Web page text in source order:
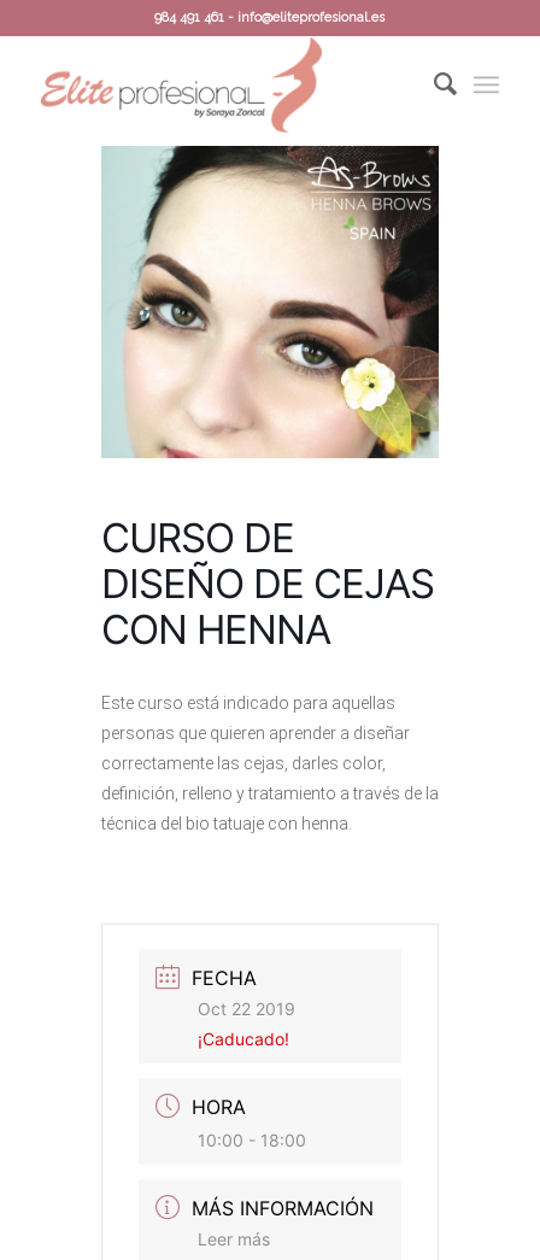
984 491 461 - info@eliteprofesional.es
CURSO DE
DISEÑO DE CEJAS
CON HENNA
Este curso está indicado para aquellas
personas que quieren aprender a diseñar
correctamente las cejas, darles color,
definición, relleno y tratamiento a través de la
técnica del bio tatuaje con henna.
FECHA
Oct 22 2019
¡Caducado!
HORA
10:00 - 18:00
MÁS INFORMACIÓN
Leer más